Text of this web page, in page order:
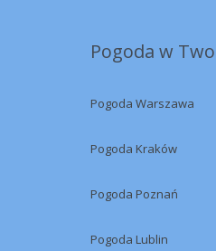
Pogoda w
Pogoda Warszawa
Pogoda Kraków
Pogoda Poznań
Pogoda Lublin